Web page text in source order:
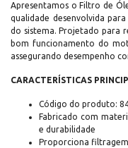
Apresentamos o Filtro de
qualidade desenvolvida
do sistema. Projetado para
bom funcionamento do
assegurando desempenho
CARACTERÍSTICAS
Código do produto:
Fabricado com
e durabilidade
Proporciona